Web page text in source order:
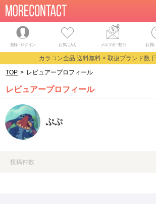
登録・ログイン お気に入り メルマガ・割引 お買
カラコン全品 送料無料 × 取扱ブランド数
TOP > レビュアープロフィール
レビュアープロフィール
ぷぷ
投稿件数